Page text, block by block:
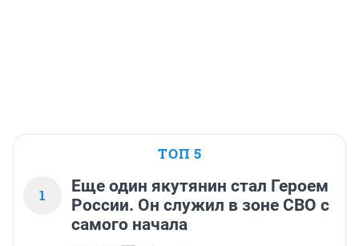
ТОП 5
1
Еще один якутянин стал Героем
России. Он служил в зоне СВО с
самого начала